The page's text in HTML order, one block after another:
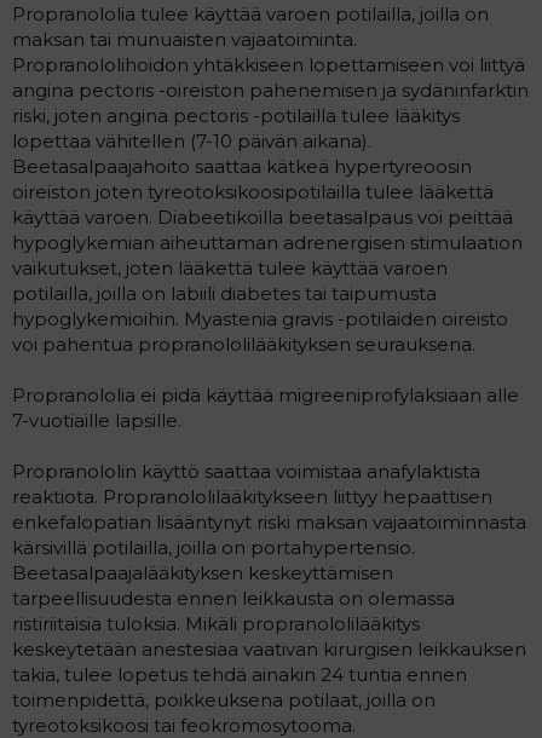
Propranololia tulee käyttää varoen potilailla, joilla on
maksan tai munuaisten vajaatoiminta.
Propranololihoidon yhtäkkiseen lopettamiseen voi liittyä
angina pectoris -oireiston pahenemisen ja sydäninfarktin
riski, joten angina pectoris -potilailla tulee lääkitys
lopettaa vähitellen (7-10 päivän aikana).
Beetasalpaajahoito saattaa kätkeä hypertyreoosin
oireiston joten tyreotoksikoosipotilailla tulee lääkettä
käyttää varoen. Diabeetikoilla beetasalpaus voi peittää
hypoglykemian aiheuttaman adrenergisen stimulaation
vaikutukset, joten lääkettä tulee käyttää varoen
potilailla, joilla on labiili diabetes tai taipumusta
hypoglykemioihin. Myastenia gravis -potilaiden oireisto
voi pahentua propranololilääkityksen seurauksena.
Propranololia ei pidä käyttää migreeniprofylaksiaan alle
7-vuotiaille lapsille.
Propranololin käyttö saattaa voimistaa anafylaktista
reaktiota. Propranololilääkitykseen liittyy hepaattisen
enkefalopatian lisääntynyt riski maksan vajaatoiminnasta
kärsivillä potilailla, joilla on portahypertensio.
Beetasalpaajalääkityksen keskeyttämisen
tarpeellisuudesta ennen leikkausta on olemassa
ristiriitaisia tuloksia. Mikäli propranololilääkitys
keskeytetään anestesiaa vaativan kirurgisen leikkauksen
takia, tulee lopetus tehdä ainakin 24 tuntia ennen
toimenpidettä, poikkeuksena potilaat, joilla on
tyreotoksikoosi tai feokromosytooma.